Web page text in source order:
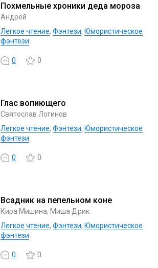
Похмельные хроники деда мороза
Андрей
Легкое чтение, Фэнтези, Юмористическое
фэнтези
0 0
Глас вопиющего
Святослав Логинов
Легкое чтение, Фэнтези, Юмористическое
фэнтези
0 0
Всадник на пепельном коне
Кира Мишина, Миша Дрик
Легкое чтение, Фэнтези, Юмористическое
фэнтези
0 0